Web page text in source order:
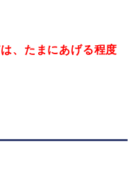
、たまにあげる程度